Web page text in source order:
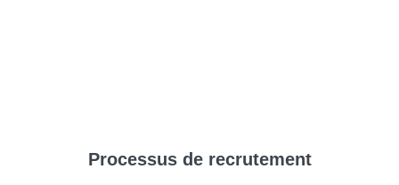
Processus de recrutement